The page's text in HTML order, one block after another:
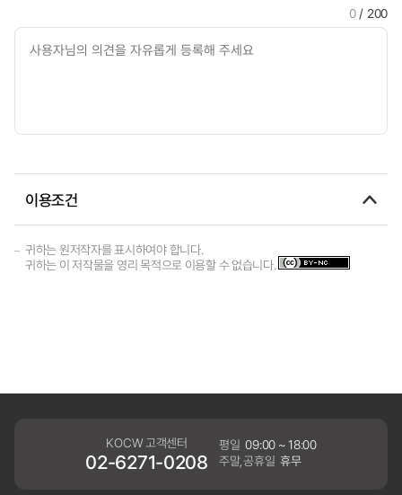
0/ 200
이용조건
귀하는 원저작자를 표시하여야 합니다.
귀하는 이 저작물을 영리 목적으로 이용할 수 없습니다.
KOCW 고객센터
02-6271-0208
평일 09:00 ~ 18:00
주말,공휴일 휴무